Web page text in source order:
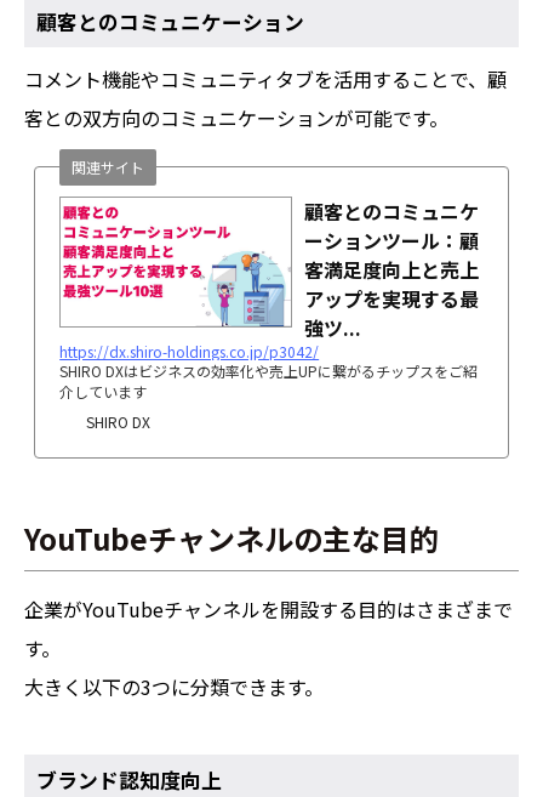
顧客とのコミュニケーション
コメント機能やコミュニティタブを活用することで、顧
客との双方向のコミュニケーションが可能です。
顧客とのコミュニケ
ーションツール：顧
客満足度向上と売上
アップを実現する最
強ツ...
https://dx.shiro-holdings.co.jp/p3042/
SHIRO DXはビジネスの効率化や売上UPに繋がるチップスをご紹
介しています
SHIRO DX
関連サイト
YouTubeチャンネルの主な目的
企業がYouTubeチャンネルを開設する目的はさまざまで
す。
大きく以下の3つに分類できます。
ブランド認知度向上